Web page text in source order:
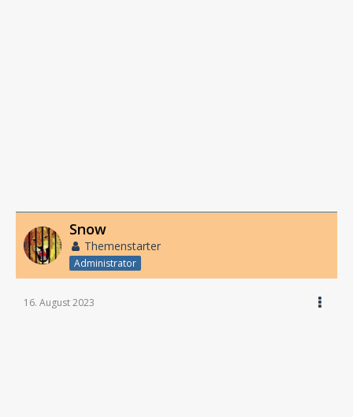
Snow
Themenstarter
Administrator
16. August 2023